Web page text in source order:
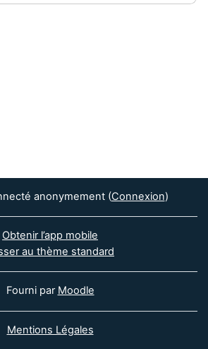
anonymement (Connexion)
Obtenir l’app mobile
au thème standard
Fourni par Moodle
Mentions Légales